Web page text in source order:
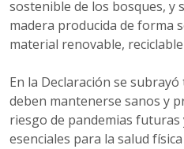
sostenible de los bosques, y
madera producida de forma
material renovable,
En la Declaración se
deben mantenerse sanos y
riesgo de pandemias
esenciales para la salud